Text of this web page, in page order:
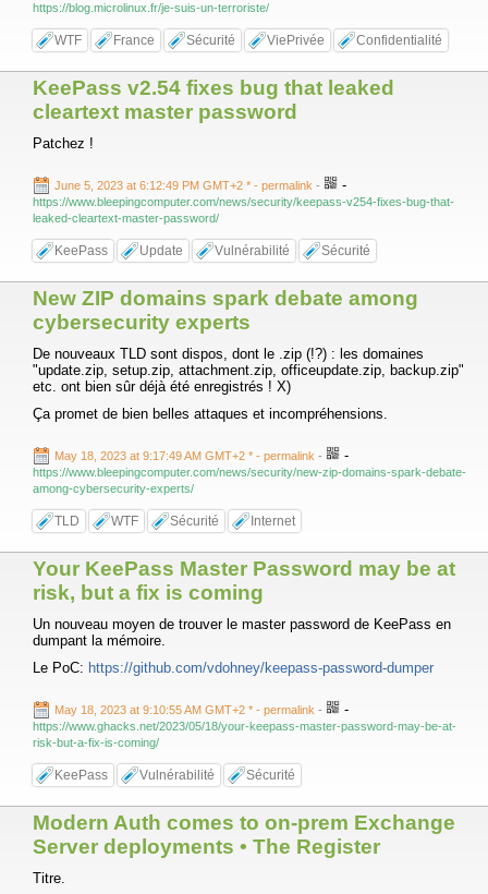
https://blog.microlinux.fr/je-suis-un-terroriste/
WTF France Sécurité ViePrivée Confidentialité
KeePass v2.54 fixes bug that leaked
cleartext master password
Patchez !
June 5, 2023 at 6:12:49 PM GMT+2 * - permalink - -
https://www.bleepingcomputer.com/news/security/keepass-v254-fixes-bug-that-
leaked-cleartext-master-password/
KeePass Update Vulnérabilité Sécurité
New ZIP domains spark debate among
cybersecurity experts
De nouveaux TLD sont dispos, dont le .zip (!?) : les domaines
"update.zip, setup.zip, attachment.zip, officeupdate.zip, backup.zip"
etc. ont bien sûr déjà été enregistrés ! X)
Ça promet de bien belles attaques et incompréhensions.
May 18, 2023 at 9:17:49 AM GMT+2 * - permalink - -
https://www.bleepingcomputer.com/news/security/new-zip-domains-spark-debate-
among-cybersecurity-experts/
TLD WTF Sécurité Internet
Your KeePass Master Password may be at
risk, but a fix is coming
Un nouveau moyen de trouver le master password de KeePass en
dumpant la mémoire.
Le PoC: https://github.com/vdohney/keepass-password-dumper
May 18, 2023 at 9:10:55 AM GMT+2 * - permalink - -
https://www.ghacks.net/2023/05/18/your-keepass-master-password-may-be-at-
risk-but-a-fix-is-coming/
KeePass Vulnérabilité Sécurité
Modern Auth comes to on-prem Exchange
Server deployments • The Register
Titre.